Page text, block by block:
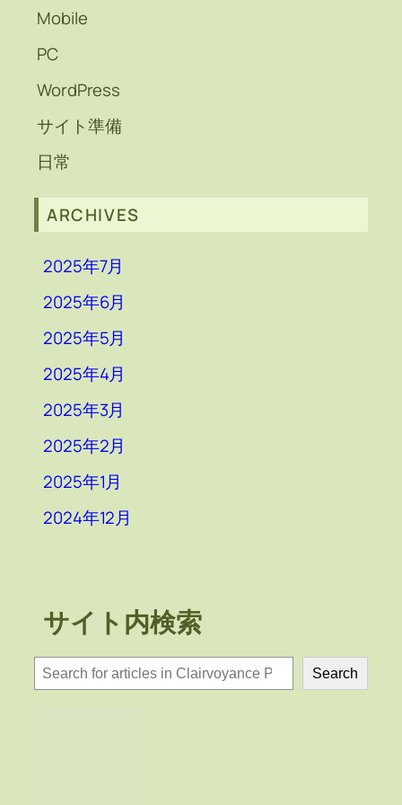
Mobile
PC
WordPress
サイト準備
日常
ARCHIVES
2025年7月
2025年6月
2025年5月
2025年4月
2025年3月
2025年2月
2025年1月
2024年12月
サイト内検索
検
索
Search